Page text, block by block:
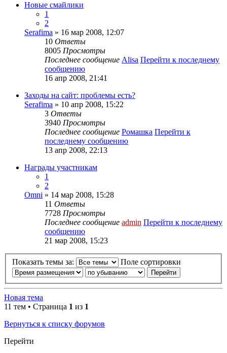
Новые смайлики
1
2
Serafima » 16 мар 2008, 12:07
10 Ответы
8005 Просмотры
Последнее сообщение Alisa Перейти к последнему
сообщению
16 апр 2008, 21:41
Заходы на сайт: проблемы есть?
Serafima » 10 апр 2008, 15:22
3 Ответы
3940 Просмотры
Последнее сообщение Ромашка Перейти к
последнему сообщению
13 апр 2008, 22:13
Награды участникам
1
2
Omni » 14 мар 2008, 15:28
11 Ответы
7728 Просмотры
Последнее сообщение admin Перейти к последнему
сообщению
21 мар 2008, 15:23
Показать темы за: Поле сортировки
Новая тема
11 тем • Страница 1 из 1
Вернуться к списку форумов
Перейти